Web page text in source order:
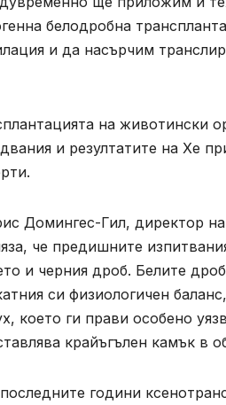
белодробна
и да насърчим
на животински
и резултатите на Хе
Домингес-Гил, директор
че предишните
и черния дроб. Белите
си физиологичен
което ги прави особено
крайъгълен камък в
години